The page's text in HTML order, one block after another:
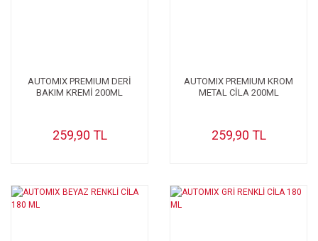
AUTOMIX PREMIUM DERİ
BAKIM KREMİ 200ML
259,90 TL
AUTOMIX PREMIUM KROM
METAL CİLA 200ML
259,90 TL